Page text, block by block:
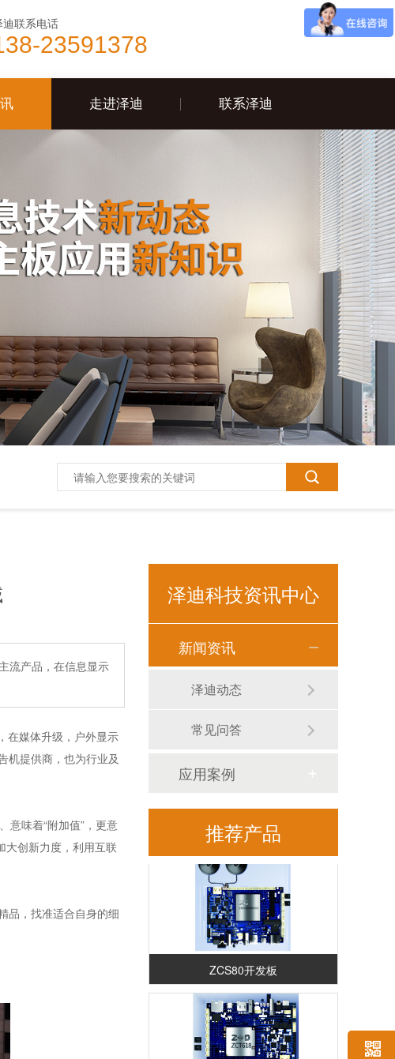
迪联系电话
23591378
走进泽迪 联系泽迪
流产品，在信息显示
在媒体升级，户外显示
机提供商，也为行业及
意味着“附加值”，更意
大创新力度，利用互联
品，找准适合自身的细
泽迪科技资讯中心
新闻资讯
泽迪动态
常见问答
应用案例
推荐产品
ZCS80开发板